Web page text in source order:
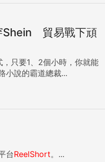
Shein 貿易戰下頑
，只要1、2個小時，你就能
小說的霸道總裁...
台ReelShort。...